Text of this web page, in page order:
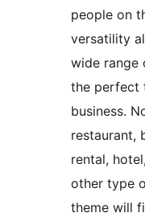
people on
versatility
wide range
the perfect
business.
restaurant,
rental,
other type
theme will